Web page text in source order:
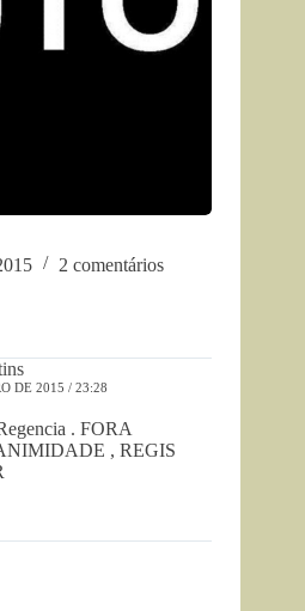
2 comentários
DE 2015 / 23:28
. FORA
, REGIS